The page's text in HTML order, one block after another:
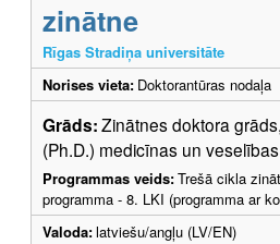
zinātne
Rīgas Stradiņa universitāte
Norises vieta: Doktorantūras nodaļa
Grāds:Zinātnes doktora
(Ph.D.) medicīnas un
Programmas veids:Trešā cikla
programma - 8. LKI (programma ar
Valoda:latviešu/angļu (LV/EN)